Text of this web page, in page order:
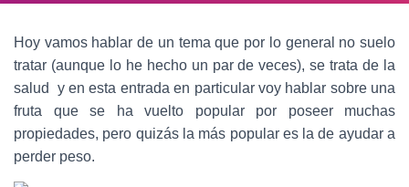
V
E
G
C
I
Hoy vamos hablar de un tema que por lo general no suelo
tratar (aunque lo he hecho un par de veces), se trata de la
salud y en esta entrada en particular voy hablar sobre una
fruta que se ha vuelto popular por poseer muchas
propiedades, pero quizás la más popular es la de ayudar a
perder peso.